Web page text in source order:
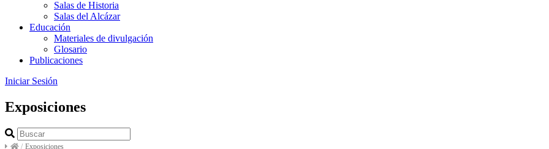
Salas de Historia
Salas del Alcázar
Educación
Materiales de divulgación
Glosario
Publicaciones
Iniciar Sesión
Exposiciones
/ Exposiciones